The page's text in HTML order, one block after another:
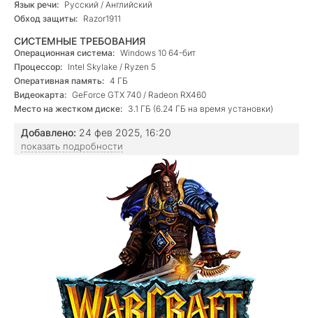
Язык речи: Русский / Английский
Обход защиты: Razor1911
СИСТЕМНЫЕ ТРЕБОВАНИЯ
Операционная система: Windows 10 64-бит
Процессор: Intel Skylake / Ryzen 5
Оперативная память: 4 ГБ
Видеокарта: GeForce GTX 740 / Radeon RX460
Место на жестком диске: 3.1 ГБ (6.24 ГБ на время установки)
Добавлено: 24 фев 2025, 16:20
показать подробности